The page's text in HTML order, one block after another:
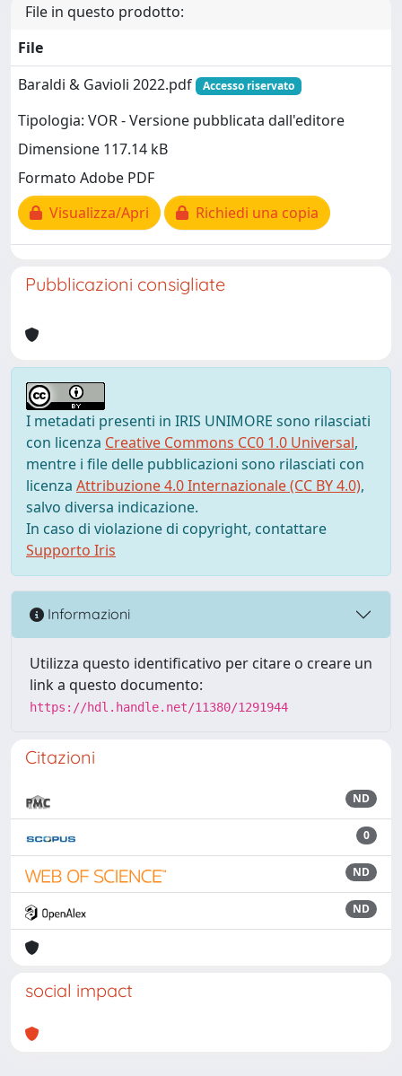
File in questo prodotto:
File
Baraldi & Gavioli 2022.pdf
Accesso riservato
Tipologia: VOR - Versione pubblicata dall'editore
Dimensione 117.14 kB
Formato Adobe PDF
Visualizza/Apri
Richiedi una copia
Pubblicazioni consigliate
I metadati presenti in IRIS UNIMORE sono rilasciati
con licenza Creative Commons CC0 1.0 Universal,
mentre i file delle pubblicazioni sono rilasciati con
licenza Attribuzione 4.0 Internazionale (CC BY 4.0),
salvo diversa indicazione.
In caso di violazione di copyright, contattare
Supporto Iris
Informazioni
Utilizza questo identificativo per citare o creare un
link a questo documento:
https://hdl.handle.net/11380/1291944
Citazioni
ND
0
ND
ND
social impact